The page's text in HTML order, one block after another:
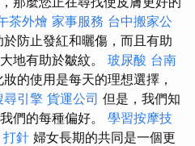
茶外燴 家事服務 台中搬家公
防止發紅和曬傷，而且有助
地有助於皺紋。 玻尿酸 台南
的使用是每天的理想選擇，
尋引擎 貨運公司 但是，我們知
們的每種偏好。 學習按摩技
針 婦女長期的共同是一個更